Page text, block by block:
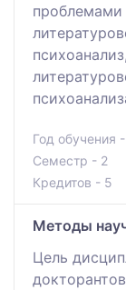
проблемами
Год обучения -
Семестр - 2
Кредитов - 5
Методы
Цель